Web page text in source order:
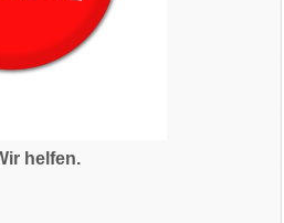
helfen.